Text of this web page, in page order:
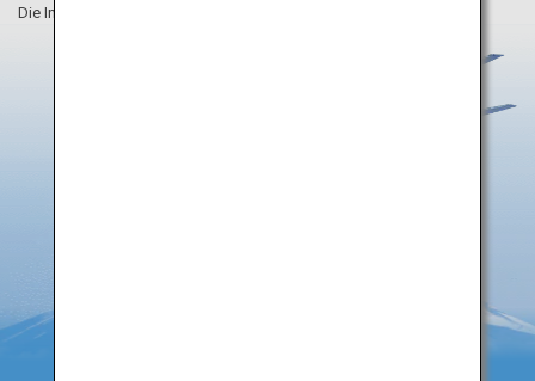
Die Informationen auf dieser Webseite sind vom August 2019.